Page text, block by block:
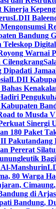
LDII
Bandung
Warnai
Cilengkrang
Dipadati
LDII
to Musda
Sinergi
180 Paket
Pakutandang
Pererat
Manshurin
80 Warga
di
Bandung,